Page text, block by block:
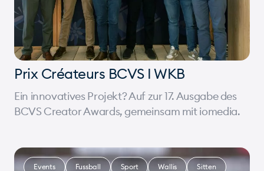
Prix Créateurs BCVS I WKB
Ein innovatives Projekt? Auf zur 17. Ausgabe des
BCVS Creator Awards, gemeinsam mit iomedia.
Events Fussball Sport Wallis Sitten